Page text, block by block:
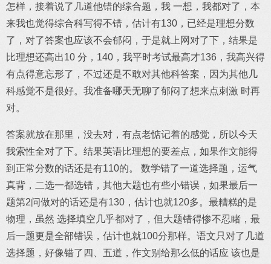
怎样，接着说了几道他错的综合题，我 一想，我都对了，本
来我也觉得综合科写得不错，估计有130，已经是理想分数
了，对了答案也应该不会郁闷，于是就上网对了下，结果是
比理想还高出10 分，140，我平时考试最高才136，我高兴得
有点得意忘形了，不过还是不敢对其他科答案，因为其他几
科感觉不是很好。我准备哪天无聊了郁闷了想来点刺激 时再
对。
答案就放在那里，没去对，有点老惦记着的感觉，所以今天
我索性全对了下。结果英语比理想的要差点，如果作文能得
到正常分数的话还是有110的。 数学错了一道选择题，运气
真背，二选一都选错，其他大题也有些小错误，如果最后一
题第2问做对的话还是有130，估计也就120多。最糟糕的是
物理，虽然 选择填空几乎都对了，但大题错得惨不忍睹，最
后一题更是全部错误，估计也就100分那样。语文只对了几道
选择题，好像错了四、五道，作文别给那么低的话应 该也是